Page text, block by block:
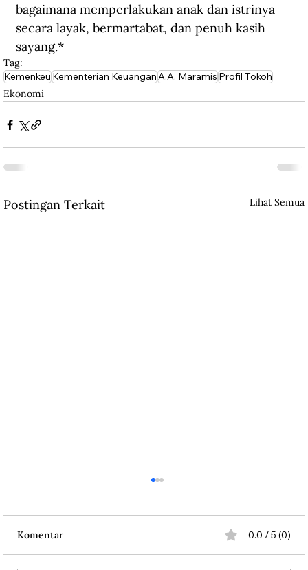
bagaimana memperlakukan anak dan istrinya
secara layak, bermartabat, dan penuh kasih
sayang.*
Tag:
KemenkeuKementerian KeuanganA.A. MaramisProfil Tokoh
Ekonomi
Postingan Terkait Lihat Semua
Komentar 0.0 / 5 (0)